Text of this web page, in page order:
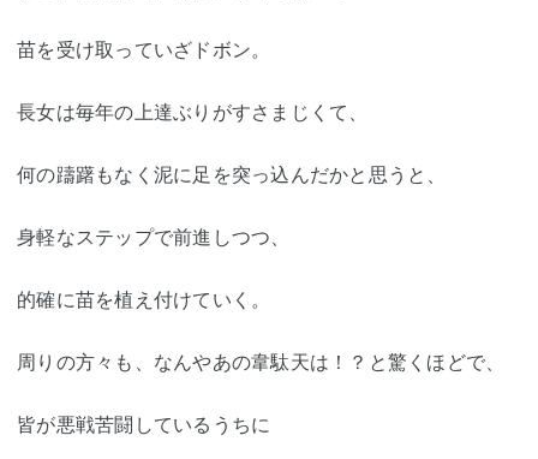
苗を受け取っていざドボン。
長女は毎年の上達ぶりがすさまじくて、
何の躊躇もなく泥に足を突っ込んだかと思うと、
身軽なステップで前進しつつ、
的確に苗を植え付けていく。
周りの方々も、なんやあの韋駄天は！？と驚くほどで、
皆が悪戦苦闘しているうちに